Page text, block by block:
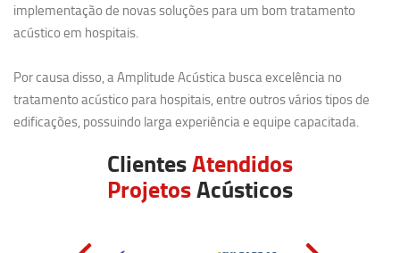
implementação de novas soluções para um bom tratamento
acústico em hospitais.
Por causa disso, a Amplitude Acústica busca excelência no
tratamento acústico para hospitais, entre outros vários tipos de
edificações, possuindo larga experiência e equipe capacitada.
ClientesAtendidos
ProjetosAcústicos